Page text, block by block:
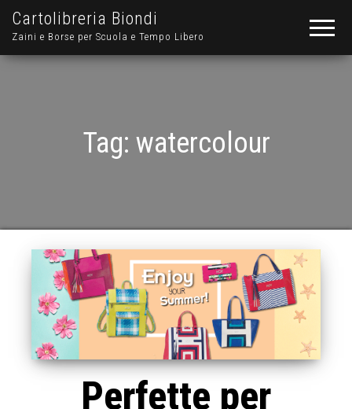
Cartolibreria Biondi
Zaini e Borse per Scuola e Tempo Libero
Tag: watercolour
Perfette per